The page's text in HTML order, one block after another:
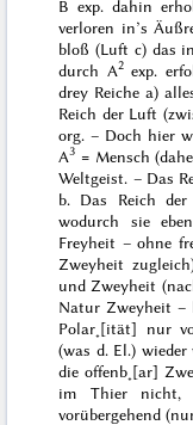
B exp. dahin
verloren in’s
bloß (Luft c) das
durch A2exp.
drey Reiche a)
Reich der Luft
org. – Doch hier
A3 = Mensch
Weltgeist. – Das
b. Das Reich
wodurch sie
Freyheit – ohne
Zweyheit
und Zweyheit
Natur Zweyheit –
Polar˖[ität] nur
(was d. El.)
die offenb˖[ar]
im Thier nicht,
vorübergehend